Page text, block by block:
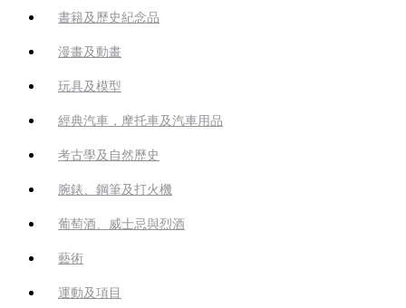
書籍及歷史紀念品
漫畫及動畫
玩具及模型
經典汽車，摩托車及汽車用品
考古學及自然歷史
腕錶、鋼筆及打火機
葡萄酒、威士忌與烈酒
藝術
運動及項目